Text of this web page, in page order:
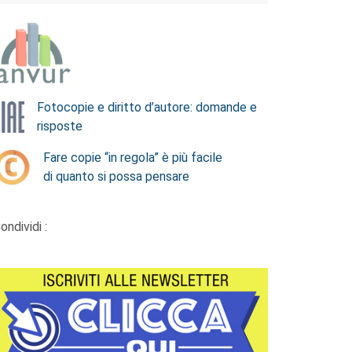
Fotocopie e diritto d’autore: domande e
risposte
Fare copie “in regola” è più facile
di quanto si possa pensare
: